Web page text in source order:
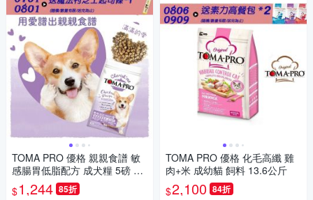
TOMA PRO 優格 親親食譜 敏
感腸胃低脂配方 成犬糧 5磅 2
包
$1,244 85折
TOMA PRO 優格 化毛高纖 雞
肉+米 成幼貓 飼料 13.6公斤
$2,100 84折